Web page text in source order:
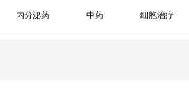
内分泌药 中药 细胞治疗